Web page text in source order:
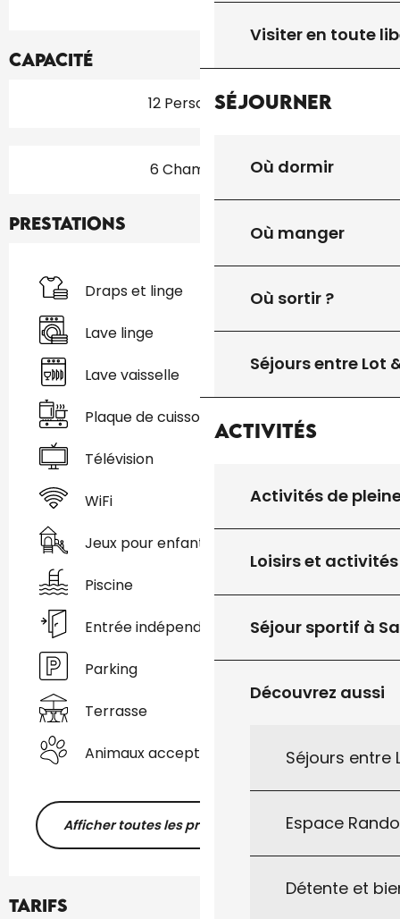
Visiter en toute
Séjourner
Où dormir
Où manger
Où sortir ?
Séjours entre Lot
Activités
Activités de
Loisirs et activités
Séjour sportif à
Découvrez aussi
Séjours entre
Espace
Détente et
Capacité
12 Personne(s)
6 Chambre(s)
Prestations
Draps et linge
Lave linge
Lave vaisselle
Plaque de cuisson
Télévision
WiFi
Jeux pour enfants / Espace jeux
Piscine
Entrée indépendante
Parking
Terrasse
Animaux acceptés
Afficher toutes les prestations
Tarifs